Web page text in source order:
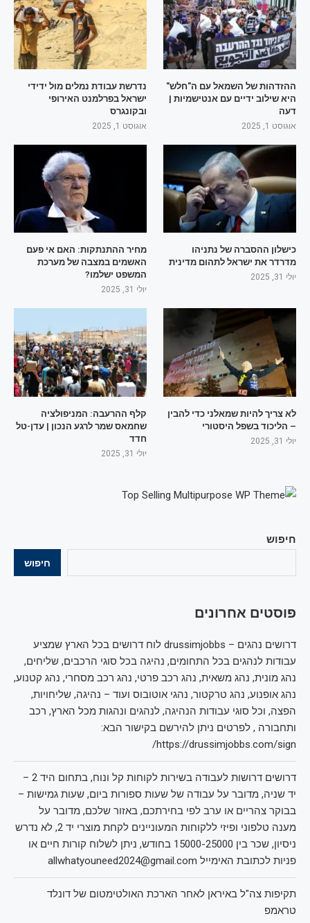
חיפוש
חיפוש
פוסטים אחרונים
דרושים נהגים – drussimjobbs לוח דרושים בכל הארץ שמציע
עבודות לנהגים בכל התחומים, נהיגה בכל סוגי הרכבים, שליחים,
נהג מונית, נהג משאית, נהג רכב פרטי, נהג רכב מסחרי, נהג קטנוע,
נהג אופנוע, נהג טרקטור, נהגי אוטובוס ועוד – נהיגה, שליחויות,
הפצה, וכל סוגי עבודות הנהיגה, לנהגים ונהגות מכל הארץ, רכב
ותחבורה , לפרטים ניתן להירשם בקישור הבא:
https://drussimjobbs.com/sign/
דרושים דרושות לעבודה בשירות לקוחות קל ונוח, בתחום היד 2 –
יד שניה, מדובר על עבודה של שעות ספורות ביום, שעות גמישות –
בבוקר צהריים או ערב לפי בחירתכם, באזור שלכם, מדובר על
מענה טלפוני ופיזי ללקוחות המעוניינים לקחת מוצרי יד 2, לא נדרש
ניסיון, שכר בין 15000-25000 בחודש, ניתן לשלוח קורות חיים או
פניות לכתובת האימייל allwhatyouneed2024@gmail.com
תקיפות צה"ל באיראן לאחר הארכת האולטימטום של דונלד
טראמפ
ההזדהות של השמאל עם ה"חלש"
היא שילוב ידיים עם אנטישמיות |
דעה
אוגוסט 1, 2025
נדרשת עבודת נמלים מול ידידי
ישראל בפרלמנט האירופי
ובקונגרס
אוגוסט 1, 2025
כישלון ההסברה של נתניהו
מדרדר את ישראל לתהום מדינית
יולי 31, 2025
מחיר ההתנתקות: האם אי פעם
האשמים במצבה של מערכת
המשפט ישלמו?
יולי 31, 2025
לא צריך להיות שמאלני כדי להבין
– הליכוד בשפל היסטורי
יולי 31, 2025
קלף ההרעבה: המניפולציה
שחמאס שמר לרגע הנכון | עדן-טל
חדד
יולי 31, 2025